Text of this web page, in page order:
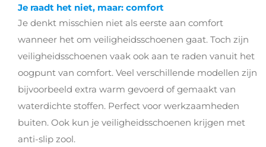
Je raadt het niet, maar: comfort
Je denkt misschien niet als eerste aan comfort
wanneer het om veiligheidsschoenen gaat. Toch zijn
veiligheidsschoenen vaak ook aan te raden vanuit het
oogpunt van comfort. Veel verschillende modellen zijn
bijvoorbeeld extra warm gevoerd of gemaakt van
waterdichte stoffen. Perfect voor werkzaamheden
buiten. Ook kun je veiligheidsschoenen krijgen met
anti-slip zool.